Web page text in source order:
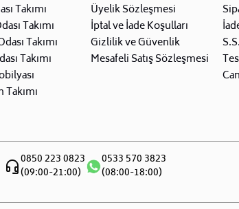
Takımı
Takımı
Takımı
Takımı
Üyelik Sözleşmesi
İptal ve İade Koşulları
Gizlilik ve Güvenlik
Mesafeli Satış Sözleşmesi
0850 223 0823
(09:00-21:00)
0533 570 3823
(08:00-18:00)